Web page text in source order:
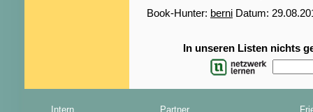
Book-Hunter: berni Datum:
In unseren Listen nichts
Intern Partner